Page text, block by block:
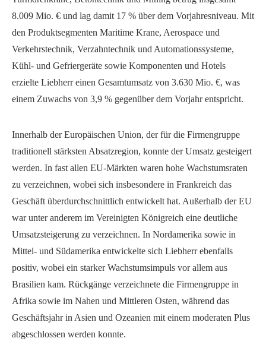
8.009 Mio. € und lag damit 17 % über dem Vorjahresniveau. Mit
den Produktsegmenten Maritime Krane, Aerospace und
Verkehrstechnik, Verzahntechnik und Automationssysteme,
Kühl- und Gefriergeräte sowie Komponenten und Hotels
erzielte Liebherr einen Gesamtumsatz von 3.630 Mio. €, was
einem Zuwachs von 3,9 % gegenüber dem Vorjahr entspricht.
Innerhalb der Europäischen Union, der für die Firmengruppe
traditionell stärksten Absatzregion, konnte der Umsatz gesteigert
werden. In fast allen EU-Märkten waren hohe Wachstumsraten
zu verzeichnen, wobei sich insbesondere in Frankreich das
Geschäft überdurchschnittlich entwickelt hat. Außerhalb der EU
war unter anderem im Vereinigten Königreich eine deutliche
Umsatzsteigerung zu verzeichnen. In Nordamerika sowie in
Mittel- und Südamerika entwickelte sich Liebherr ebenfalls
positiv, wobei ein starker Wachstumsimpuls vor allem aus
Brasilien kam. Rückgänge verzeichnete die Firmengruppe in
Afrika sowie im Nahen und Mittleren Osten, während das
Geschäftsjahr in Asien und Ozeanien mit einem moderaten Plus
abgeschlossen werden konnte.